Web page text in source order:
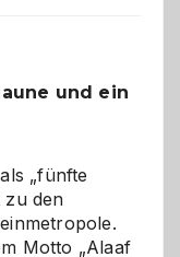
geworden
und ein
„fünfte
zu den
Motto „Alaaf